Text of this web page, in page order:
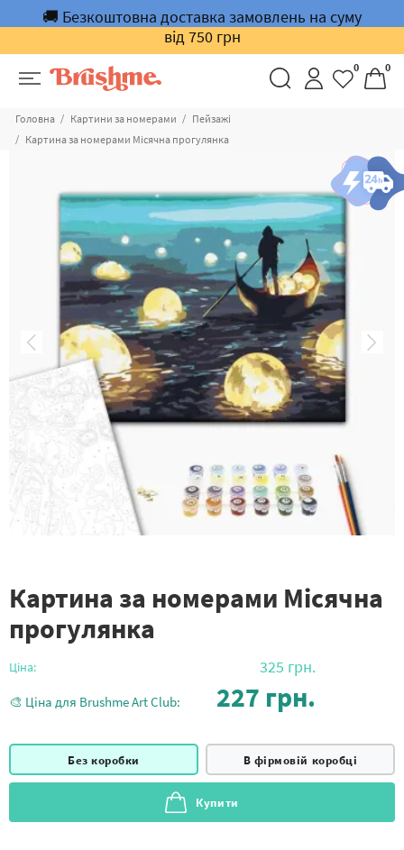
🚚 Безкоштовна доставка замовлень на суму
від 750 грн
0 0
Головна Картини за номерами
Пейзажі
Картина за номерами Місячна прогулянка
Картина за номерами Місячна
прогулянка
Ціна: 325 грн.
🎨 Ціна для Brushme Art Club: 227 грн.
Без коробки В фірмовій коробці
Купити